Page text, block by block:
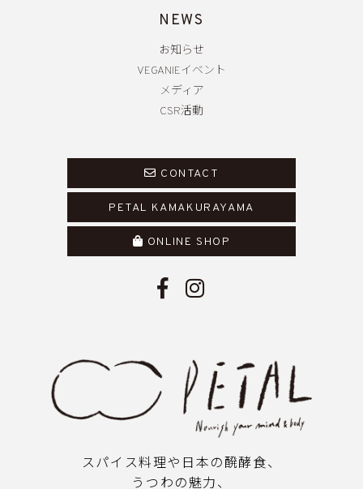
NEWS
お知らせ
VEGANIEイベント
メディア
CSR活動
CONTACT
PETAL KAMAKURAYAMA
ONLINE SHOP
スパイス料理や日本の醗酵食、
うつわの魅力、